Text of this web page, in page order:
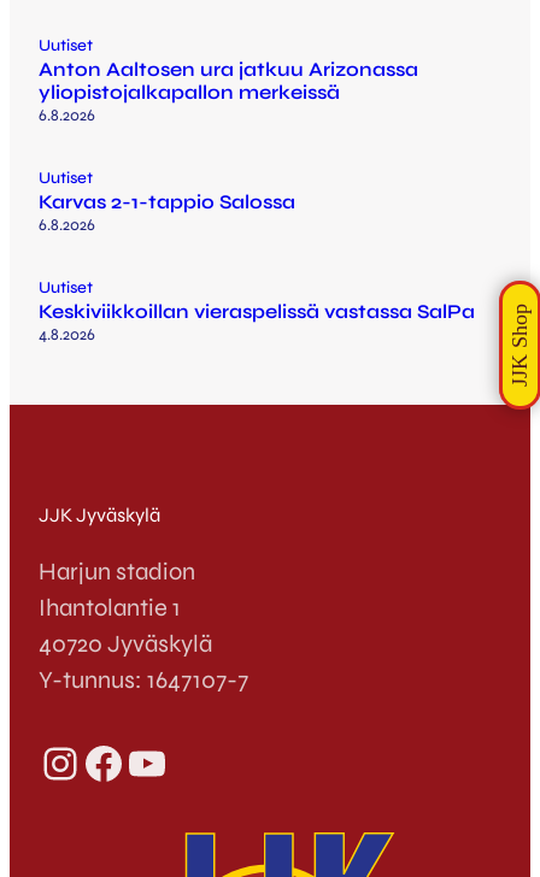
Uutiset
Anton Aaltosen ura jatkuu Arizonassa
yliopistojalkapallon merkeissä
6.8.2026
Uutiset
Karvas 2-1-tappio Salossa
6.8.2026
Uutiset
Keskiviikkoillan vieraspelissä vastassa SalPa
4.8.2026
JJK Jyväskylä
Harjun stadion
Ihantolantie 1
40720 Jyväskylä
Y-tunnus: 1647107-7
InstagramFacebook YouTube